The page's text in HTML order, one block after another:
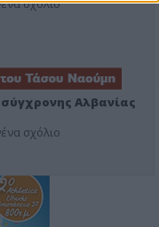
σχόλιο
σύγχρονης Αλβανίας
σχόλιο